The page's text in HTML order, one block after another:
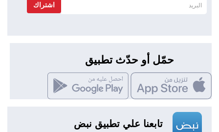
اشتراك
حمّل أو حدّث تطبيق
تابعنا علي تطبيق نبض